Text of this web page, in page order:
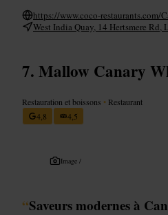
https://www.coco-restaurants.com/
West India Quay, 14 Hertsmere Rd,
Mallow Canary
Restauration et boissons • Restaurant
4,8
4,5
Image /
“Saveurs modernes à